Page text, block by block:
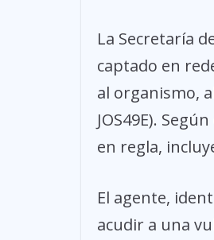
La Secretaría
captado en
al organismo,
JOS49E).
en regla,
El agente,
acudir a una